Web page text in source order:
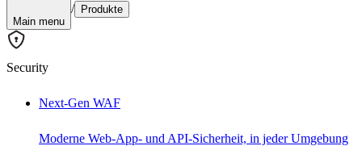
Main menu
/ Produkte
Security
Next-Gen WAF
Moderne Web-App- und API-Sicherheit, in jeder Umgebung